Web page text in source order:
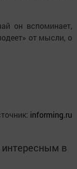
он вспоминает,
от мысли, о
informing.ru
в